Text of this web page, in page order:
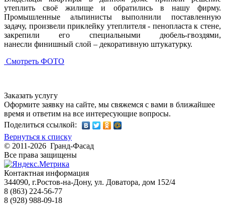
утеплить своё жилище и обратились в нашу фирму.
Промышленные альпинисты выполнили поставленную
задачу, произвели приклейку утеплителя - пенопласта к стене,
закрепили его специальными дюбель-гвоздями,
нанесли финишный слой – декоративную штукатурку.
Смотреть ФОТО
Заказать услугу
Оформите заявку на сайте, мы свяжемся с вами в ближайшее
время и ответим на все интересующие вопросы.
Поделиться ссылкой:
Вернуться к списку
© 2011-2026 Гранд-Фасад
Все права защищены
Контактная информация
344090, г.Ростов-на-Дону, ул. Доватора, дом 152/4
8 (863) 224-56-77
8 (928) 988-09-18